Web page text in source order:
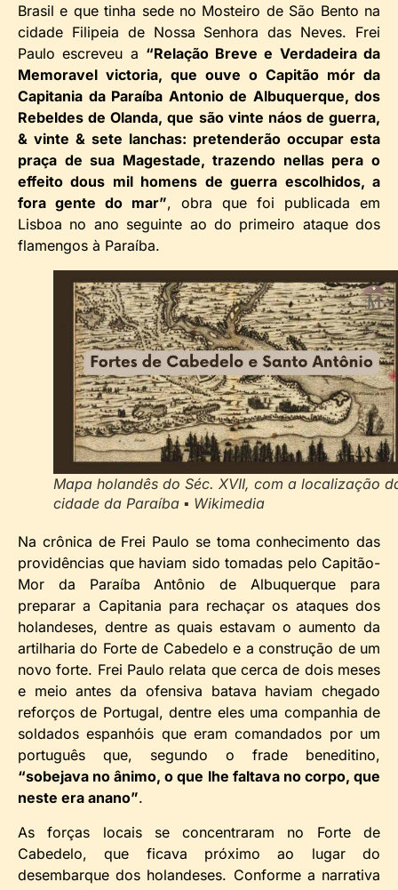
Brasil e que tinha sede no Mosteiro de São Bento na
cidade Filipeia de Nossa Senhora das Neves. Frei
Paulo escreveu a “Relação Breve e Verdadeira da
Memoravel victoria, que ouve o Capitão mór da
Capitania da Paraíba Antonio de Albuquerque, dos
Rebeldes de Olanda, que são vinte náos de guerra,
& vinte & sete lanchas: pretenderão occupar esta
praça de sua Magestade, trazendo nellas pera o
effeito dous mil homens de guerra escolhidos, a
fora gente do mar”, obra que foi publicada em
Lisboa no ano seguinte ao do primeiro ataque dos
flamengos à Paraíba.
Mapa holandês do Séc. XVII, com a localização
cidade da Paraíba ▪ Wikimedia
Na crônica de Frei Paulo se toma conhecimento das
providências que haviam sido tomadas pelo Capitão-
Mor da Paraíba Antônio de Albuquerque para
preparar a Capitania para rechaçar os ataques dos
holandeses, dentre as quais estavam o aumento da
artilharia do Forte de Cabedelo e a construção de um
novo forte. Frei Paulo relata que cerca de dois meses
e meio antes da ofensiva batava haviam chegado
reforços de Portugal, dentre eles uma companhia de
soldados espanhóis que eram comandados por um
português que, segundo o frade beneditino,
“sobejava no ânimo, o que lhe faltava no corpo, que
neste era anano”.
As forças locais se concentraram no Forte de
Cabedelo, que ficava próximo ao lugar do
desembarque dos holandeses. Conforme a narrativa